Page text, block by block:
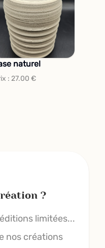
naturel
: 27.00 €
?
limitées...
nos créations